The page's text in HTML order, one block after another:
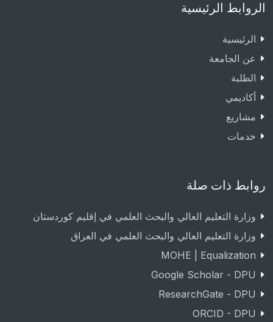
الروابط الرئيسية
الرئيسية
عن الجامعة
الطلبة
أكاديمي
مشاريع
خدمات
روابط ذات صلة
وزارة التعليم العالي والبحث العلمي في إقليم كوردستان
وزارة التعليم العالي والبحث العلمي في العراق
MOHE | Equalization
Google Scholar - DPU
ResearchGate - DPU
ORCID - DPU